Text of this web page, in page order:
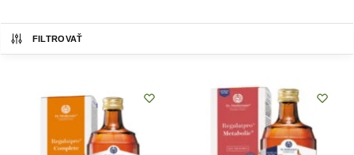
FILTROVAŤ